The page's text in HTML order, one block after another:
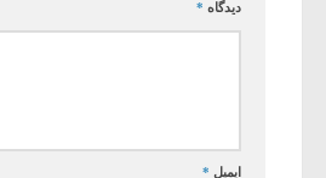
دیدگاه *
ایمیل *